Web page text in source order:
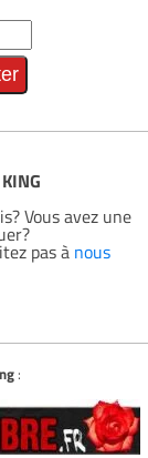
Vous avez une
pas à nous
: